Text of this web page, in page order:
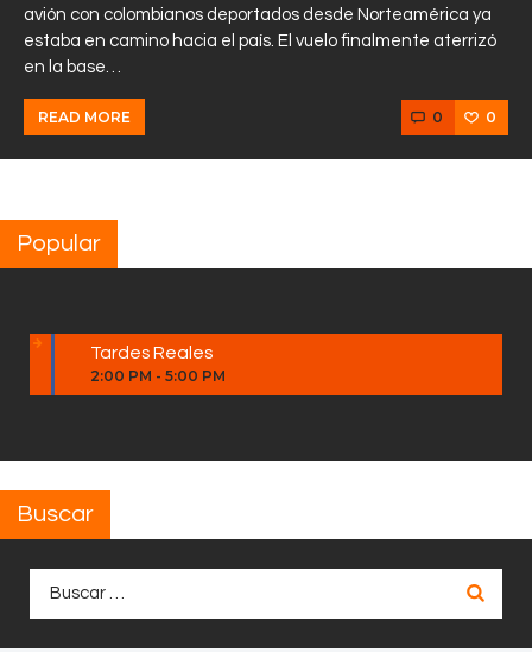
avión con colombianos deportados desde Norteamérica ya
estaba en camino hacia el país. El vuelo finalmente aterrizó
en la base…
READ MORE 0 0
Popular
Tardes Reales
2:00 PM - 5:00 PM
Buscar